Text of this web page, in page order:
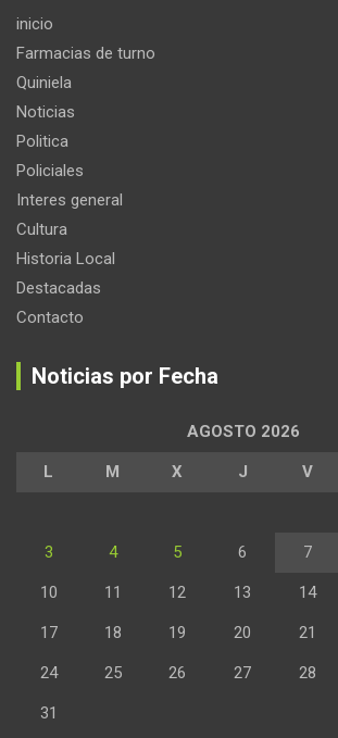
inicio
Farmacias de turno
Quiniela
Noticias
Politica
Policiales
Interes general
Cultura
Historia Local
Destacadas
Contacto
Noticias por Fecha
AGOSTO 2026
L M X J V
3 4 5 6 7
10 11 12 13 14
17 18 19 20 21
24 25 26 27 28
31